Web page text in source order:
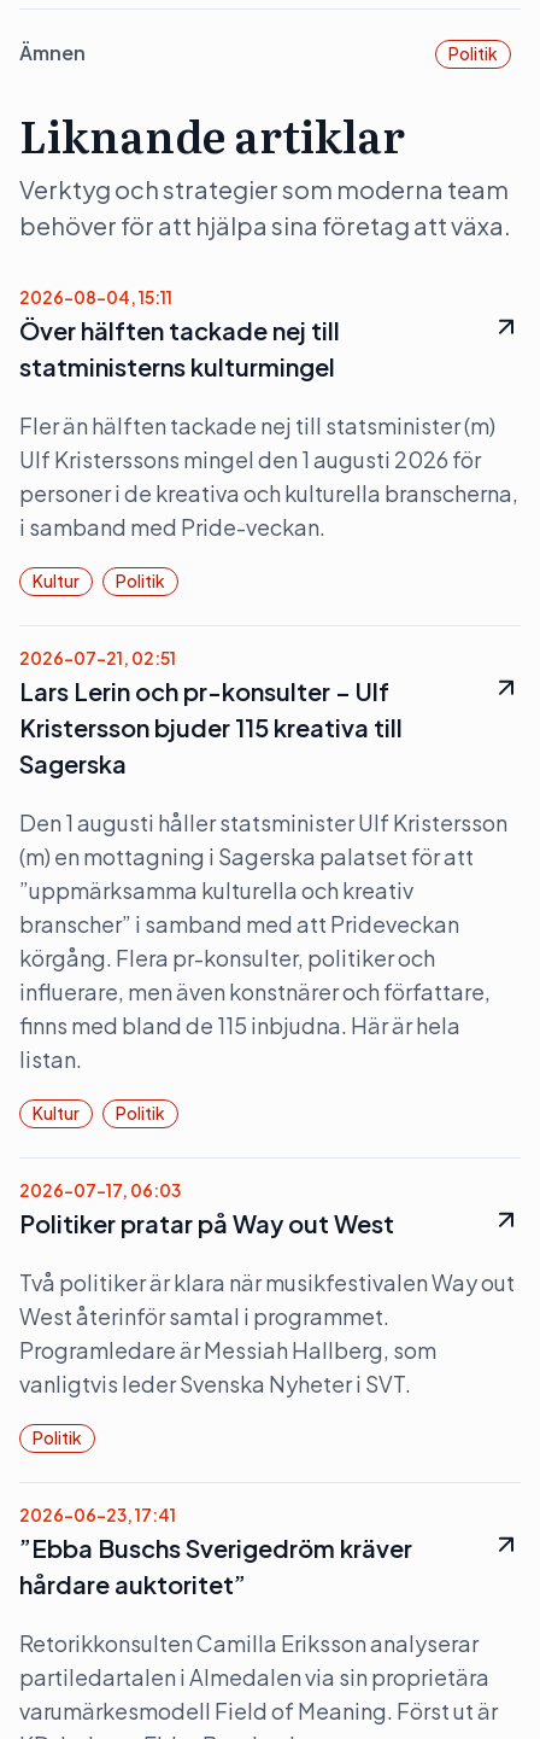
Ämnen Politik
Liknande artiklar
Verktyg och strategier som moderna team
behöver för att hjälpa sina företag att växa.
2026-08-04, 15:11
Över hälften tackade nej till
statministerns kulturmingel
Fler än hälften tackade nej till statsminister (m)
Ulf Kristerssons mingel den 1 augusti 2026 för
personer i de kreativa och kulturella branscherna,
i samband med Pride-veckan.
Kultur Politik
2026-07-21, 02:51
Lars Lerin och pr-konsulter – Ulf
Kristersson bjuder 115 kreativa till
Sagerska
Den 1 augusti håller statsminister Ulf Kristersson
(m) en mottagning i Sagerska palatset för att
”uppmärksamma kulturella och kreativ
branscher” i samband med att Prideveckan
körgång. Flera pr-konsulter, politiker och
influerare, men även konstnärer och författare,
finns med bland de 115 inbjudna. Här är hela
listan.
Kultur Politik
2026-07-17, 06:03
Politiker pratar på Way out West
Två politiker är klara när musikfestivalen Way out
West återinför samtal i programmet.
Programledare är Messiah Hallberg, som
vanligtvis leder Svenska Nyheter i SVT.
Politik
2026-06-23, 17:41
”Ebba Buschs Sverigedröm kräver
hårdare auktoritet”
Retorikkonsulten Camilla Eriksson analyserar
partiledartalen i Almedalen via sin proprietära
varumärkesmodell Field of Meaning. Först ut är